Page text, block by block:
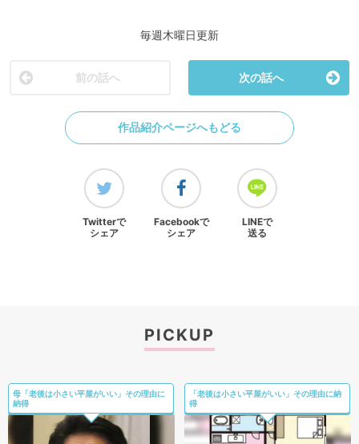
毎週木曜日更新
前の話へ 次の話へ
作品紹介ページへもどる
Twitterで
シェア
Facebookで
シェア
LINEで
送る
PICKUP
母「老後は小さい平屋がいい」その理由に
納得
「老後は小さい平屋がいい」その理由に納
得